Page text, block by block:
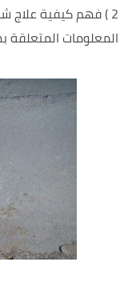
2 ) فهم كيفية علاج
المعلومات المتعلقة